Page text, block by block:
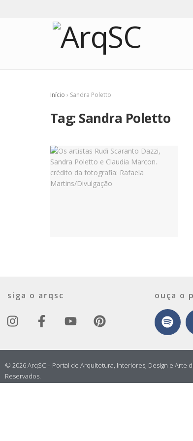
Início › Sandra Poletto
Tag: Sandra Poletto
siga o arqsc ouça o
© 2026 ArqSC – Portal de Arquitetura, Interiores, Design e Arte
Reservados.